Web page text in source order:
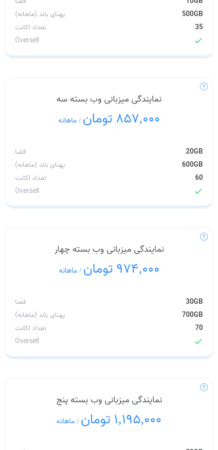
پهنای باند (ماهانه)
500GB
تعداد اکانت
35
Oversell
check
نمایندگی میزبانی وب بسته سه
857,000 تومان / ماهانه
فضا
20GB
پهنای باند (ماهانه)
600GB
تعداد اکانت
60
Oversell
check
نمایندگی میزبانی وب بسته چهار
974,000 تومان / ماهانه
فضا
30GB
پهنای باند (ماهانه)
700GB
تعداد اکانت
70
Oversell
check
نمایندگی میزبانی وب بسته پنج
1,195,000 تومان / ماهانه